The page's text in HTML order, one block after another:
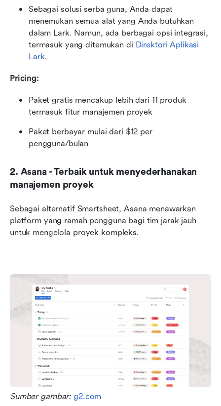
Sebagai solusi serba guna, Anda dapat
menemukan semua alat yang Anda butuhkan
dalam Lark. Namun, ada berbagai opsi integrasi,
termasuk yang ditemukan di Direktori Aplikasi
Lark.
Pricing:
Paket gratis mencakup lebih dari 11 produk
termasuk fitur manajemen proyek
Paket berbayar mulai dari $12 per
pengguna/bulan
2. Asana - Terbaik untuk menyederhanakan
manajemen proyek
Sebagai alternatif Smartsheet, Asana menawarkan
platform yang ramah pengguna bagi tim jarak jauh
untuk mengelola proyek kompleks.
Sumber gambar: g2.com